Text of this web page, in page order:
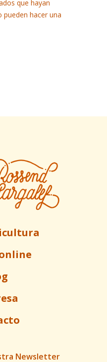
que hayan
hacer una
Newsletter